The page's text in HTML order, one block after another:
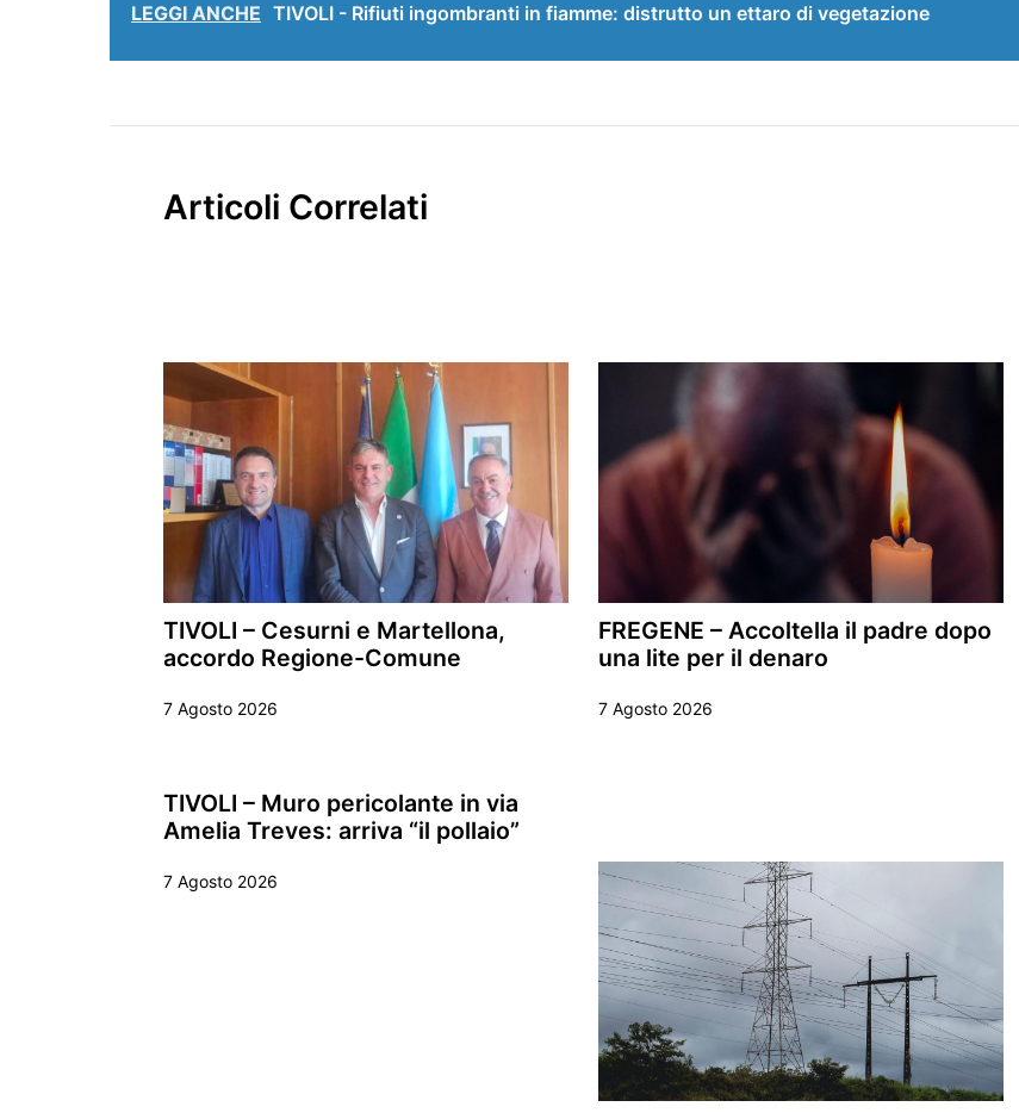
LEGGI ANCHE TIVOLI - Rifiuti ingombranti in fiamme: distrutto un ettaro di vegetazione
Articoli Correlati
TIVOLI – Cesurni e Martellona,
accordo Regione-Comune
7 Agosto 2026
FREGENE – Accoltella il padre dopo
una lite per il denaro
7 Agosto 2026
TIVOLI – Muro pericolante in via
Amelia Treves: arriva “il pollaio”
7 Agosto 2026